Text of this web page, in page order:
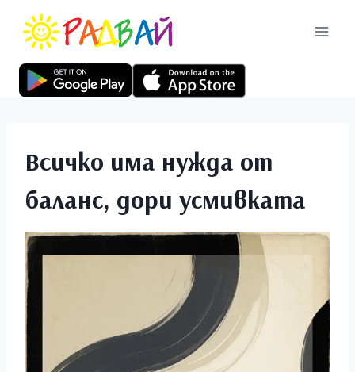
Всичко има нужда от
баланс, дори усмивката